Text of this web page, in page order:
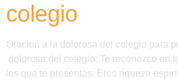
colegio
Oracion a la dolorosa del colegio para
dolorosa del colegio; Te reconozco en
los que te presentas. Eres riqueza